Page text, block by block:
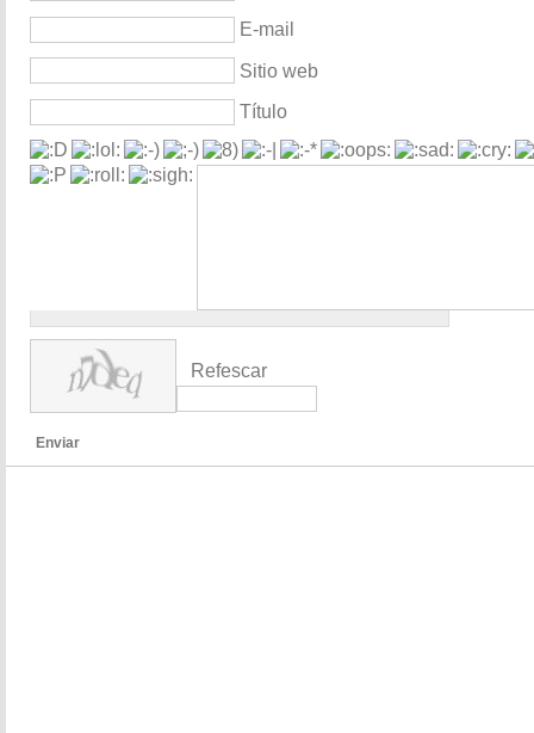
E-mail
Sitio web
Título
Refescar
Enviar